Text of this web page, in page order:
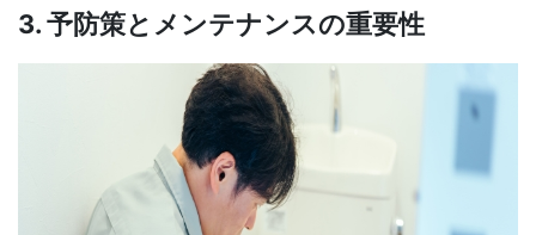
3. 予防策とメンテナンスの重要性